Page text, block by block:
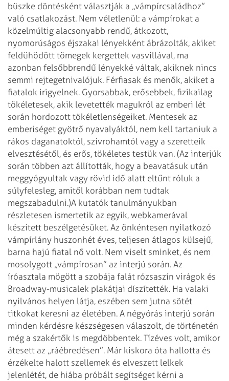
büszke döntésként választják a „vámpírcsaládhoz”
való csatlakozást. Nem véletlenül: a vámpírokat a
közelmúltig alacsonyabb rendű, átkozott,
nyomorúságos éjszakai lényekként ábrázol­ták, akiket
feldühödött tömegek kergettek vasvillával, ma
azonban felsőbb­rendű lényekké váltak, akiknek nincs
semmi rejtegetnivalójuk. Férfiasak és menők, akiket a
fiatalok irigyelnek. Gyorsabbak, erősebbek, fizikailag
tökéletesek, akik levetették magukról az emberi lét
során hordozott tökéletlenségeiket. Mentesek az
emberiséget gyötrő nyavalyáktól, nem kell tartaniuk a
rákos daganatoktól, szívrohamtól vagy a szeretteik
elvesztésétől, és erős, tökéletes testük van. (Az interjúk
során többen azt állították, hogy a beavatásuk után
meggyógyultak vagy rövid idő alatt eltűnt róluk a
súlyfelesleg, amitől korábban nem tudtak
megszabadulni.)A kutatók tanulmányukban
részletesen ismertetik az egyik, webkamerával
készített beszélgetésüket. Az önkéntesen nyilatkozó
vámpírlány huszonhét éves, teljesen átlagos külsejű,
barna hajú fiatal nő volt. Nem viselt sminket, és nem
mosolygott „vámpírosan” az interjú során. Az
íróasztala mögött a szobája falát rózsaszín virágok és
Broadway-musicalek plakátjai díszítették. Ha valaki
nyilvános helyen látja, eszében sem jutna sötét
titkokat keresni az életében. A négyórás interjú során
minden kérdésre készségesen válaszolt, de történetén
még a szakértők is megdöbbentek. Tízéves volt, amikor
átesett az „ráébredésen”. Már kiskora óta hallotta és
érzékelte halott szellemek és elveszett lelkek
jelenlétét, de hiába próbált segítséget kérni a